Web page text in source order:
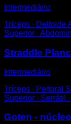
Intermediário
Tríceps ∙ Deltoide
Superior ∙
Straddle
Intermediário
Tríceps ∙ Peitoral
Superior ∙ Serrátil
Goten -